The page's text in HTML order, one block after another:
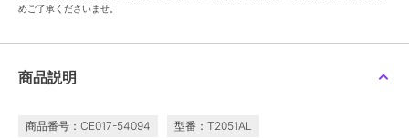
めご了承くださいませ。
商品説明
商品番号：CE017-54094 型番：T2051AL